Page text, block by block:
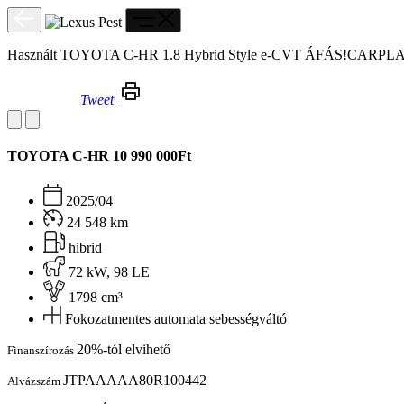
Használt TOYOTA C-HR 1.8 Hybrid Style e-CVT
Tweet
TOYOTA C-HR 10 990 000Ft
2025/04
24 548 km
hibrid
72 kW, 98 LE
1798 cm³
Fokozatmentes automata sebességváltó
Finanszírozás 20%-tól elvihető
Alvázszám JTPAAAAA80R100442